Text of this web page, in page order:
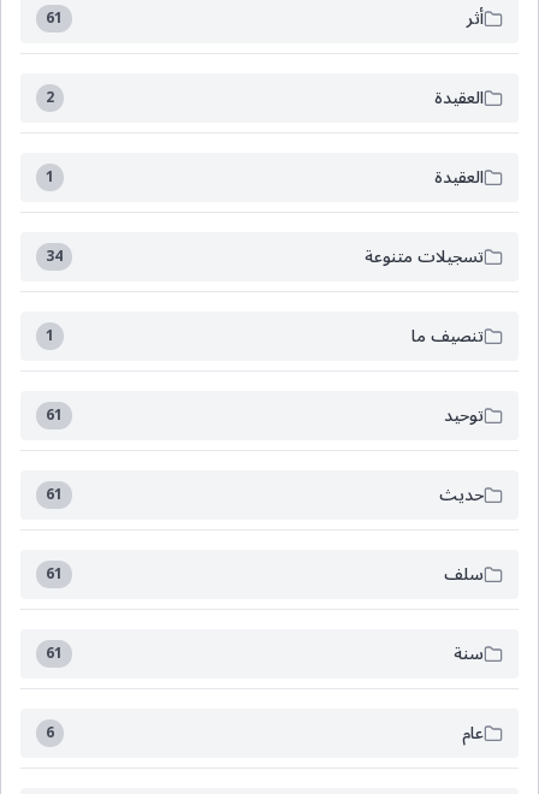
أثر 61
العقيدة 2
العقيدة 1
تسجيلات متنوعة 34
تنصيف ما 1
توحيد 61
حديث 61
سلف 61
سنة 61
عام 6